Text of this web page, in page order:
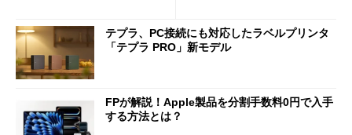
テプラ、PC接続にも対応したラベルプリンタ
「テプラ PRO」新モデル
FPが解説！Apple製品を分割手数料0円で入手
する方法とは？